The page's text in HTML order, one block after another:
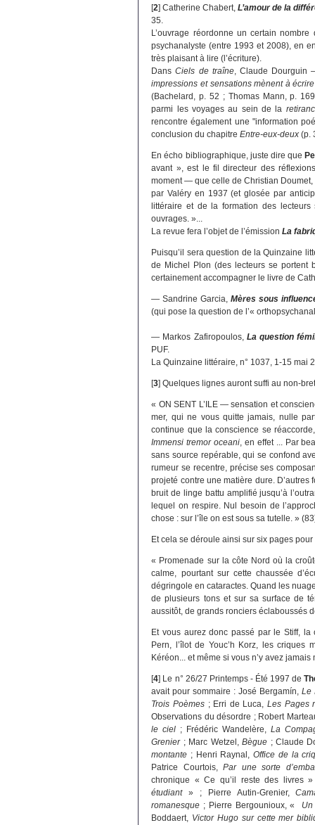
[2]Catherine Chabert, L’amour de la
35.
L’ouvrage réordonne un certain
psychanalyste (entre 1993 et 2008), en
très plaisant à lire (l’écriture).
DansCiels de traîne, Claude
impressions et sensations mènent à
(Bachelard, p. 52 ; Thomas Mann, p.
parmi les voyages au sein de la
rencontre également une "information
conclusion du chapitreEntre-eux-deux (p.
En écho bibliographique, juste dire que
avant », est le fil directeur des
moment — que celle de Christian Doumet,
par Valéry en 1937 (et glosée par
littéraire et de la formation des lecteurs
ouvrages. »...
La revue fera l’objet de l’émissionLa
Puisqu’il sera question de la Quinzaine
de Michel Plon (des lecteurs se portent
certainement accompagner le livre de
— Sandrine Garcia, Mères sous
(qui pose la question de l’«
— Markos Zafiropoulos, La question
PUF.
La Quinzaine littéraire, n° 1037, 1-15 mai
[3]Quelques lignes auront suffi au non-
« ON SENT L’ILE — sensation et
mer, qui ne vous quitte jamais, nulle
continue que la conscience se
Immensi tremor oceani , en effet ... Par
sans source repérable, qui se confond
rumeur se recentre, précise ses
projeté contre une matière dure. D’autres
bruit de linge battu amplifié jusqu’à
lequel on respire. Nul besoin de
chose : sur l’île on est sous sa tutelle. »
Et cela se déroule ainsi sur six pages
« Promenade sur la côte Nord où la
calme, pourtant sur cette chaussée
dégringole en cataractes. Quand les
de plusieurs tons et sur sa surface de
aussitôt, de grands ronciers éclaboussés
Et vous aurez donc passé par le Stiff,
Pern, l’îlot de Youc’h Korz, les criques
Kéréon... et même si vous n’y avez
[4] Le n° 26/27 Printemps - Été 1997 de
avait pour sommaire : José Bergamín,Le
Trois Poèmes; Erri de Luca, Les Pages
Observations du désordre ; Robert
le ciel ; Frédéric Wandelère,La
Grenier; Marc Wetzel,Bègue ; Claude
montante ; Henri Raynal,Office de la
Patrice Courtois,Par une sorte
chronique « Ce qu’il reste des livres
étudiant» ; Pierre Autin-Grenier,
romanesque ; Pierre Bergounioux, «
Boddaert, Victor Hugo sur cette mer